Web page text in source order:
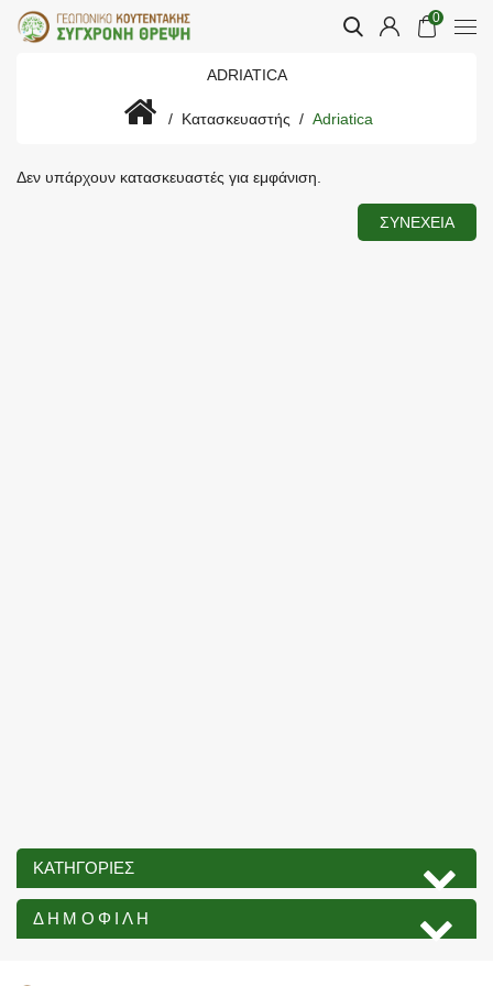
0
ADRIATICA
Κατασκευαστής Adriatica
Δεν υπάρχουν κατασκευαστές για εμφάνιση.
ΣΥΝΈΧΕΙΑ
ΚΑΤΗΓΟΡΊΕΣ
ΔΗΜΟΦΙΛΉ